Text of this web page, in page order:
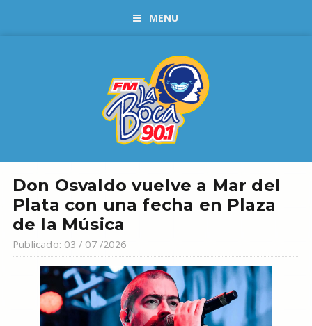
MENU
Don Osvaldo vuelve a Mar del
Plata con una fecha en Plaza
de la Música
Publicado: 03 / 07 /2026